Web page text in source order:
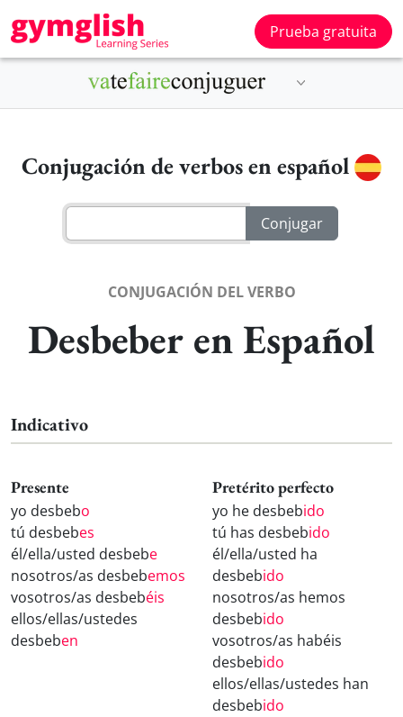
Prueba gratuita
Conjugación de verbos en español
CONJUGACIÓN DEL VERBO
Desbeber en Español
Indicativo
Presente
yo desbebo
tú desbebes
él/ella/usted desbebe
nosotros/as desbebemos
vosotros/as desbebéis
ellos/ellas/ustedes
desbeben
Pretérito perfecto
yo he desbebido
tú has desbebido
él/ella/usted ha
desbebido
nosotros/as hemos
desbebido
vosotros/as habéis
desbebido
ellos/ellas/ustedes han
desbebido